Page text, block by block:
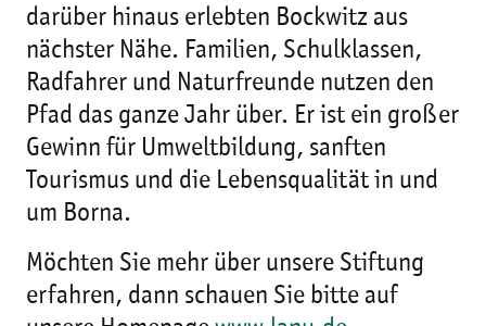
darüber hinaus erlebten Bockwitz aus
nächster Nähe. Familien, Schulklassen,
Radfahrer und Naturfreunde nutzen den
Pfad das ganze Jahr über. Er ist ein großer
Gewinn für Umweltbildung, sanften
Tourismus und die Lebensqualität in und
um Borna.
Möchten Sie mehr über unsere Stiftung
erfahren, dann schauen Sie bitte auf